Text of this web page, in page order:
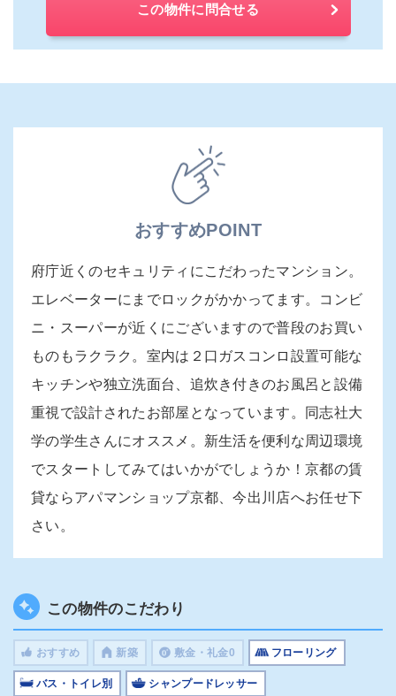
この物件に問合せる
おすすめPOINT
府庁近くのセキュリティにこだわったマンション。
エレベーターにまでロックがかかってます。コンビ
ニ・スーパーが近くにございますので普段のお買い
ものもラクラク。室内は２口ガスコンロ設置可能な
キッチンや独立洗面台、追炊き付きのお風呂と設備
重視で設計されたお部屋となっています。同志社大
学の学生さんにオススメ。新生活を便利な周辺環境
でスタートしてみてはいかがでしょうか！京都の賃
貸ならアパマンショップ京都、今出川店へお任せ下
さい。
この物件のこだわり
おすすめ 新築 敷金・礼金0 フローリング
バス・トイレ別 シャンプードレッサー